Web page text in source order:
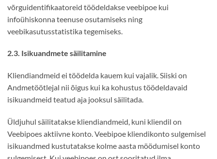
võrguidentifikaatoreid töödeldakse veebipoe kui
infoühiskonna teenuse osutamiseks ning
veebikasutusstatistika tegemiseks.
2.3. Isikuandmete säilitamine
Kliendiandmeid ei töödelda kauem kui vajalik. Siiski on
Andmetöötlejal nii õigus kui ka kohustus töödeldavaid
isikuandmeid teatud aja jooksul säilitada.
Üldjuhul säilitatakse kliendiandmeid, kuni kliendil on
Veebipoes aktiivne konto. Veebipoe kliendikonto sulgemisel
isikuandmed kustutatakse kolme aasta möödumisel konto